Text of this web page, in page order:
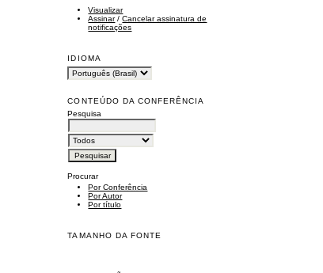
Visualizar
Assinar/Cancelar assinatura de
notificações
IDIOMA
CONTEÚDO DA CONFERÊNCIA
Pesquisa
Procurar
Por Conferência
Por Autor
Por título
TAMANHO DA FONTE